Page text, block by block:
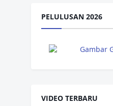
PELULUSAN 2026
VIDEO TERBARU